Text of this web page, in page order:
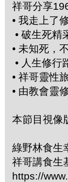
祥哥分享
• 我走上了
• 破生死
• 未知死，
• 人生修
• 祥哥靈性
• 由教會靈
本節目視像
綠野林食生
祥哥講食生
https://